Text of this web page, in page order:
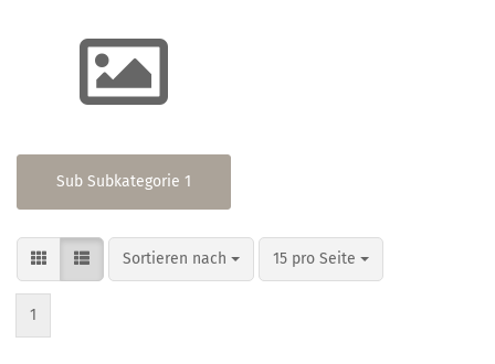
Sub Subkategorie 1
Sortieren nach
Sortieren nach 15 pro Seite
pro Seite
1